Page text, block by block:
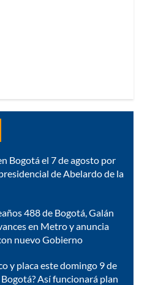
Bogotá el 7 de agosto por
de Abelardo de la
488 de Bogotá, Galán
en Metro y anuncia
nuevo Gobierno
y placa este domingo 9 de
Así funcionará plan